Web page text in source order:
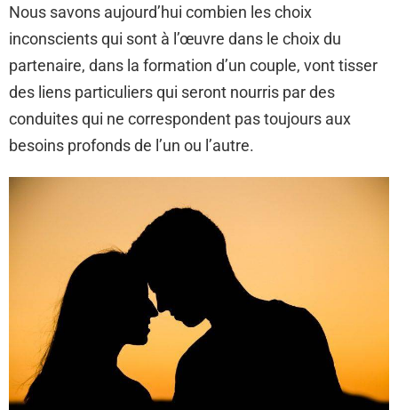
Nous savons aujourd’hui combien les choix
inconscients qui sont à l’œuvre dans le choix du
partenaire, dans la formation d’un couple, vont tisser
des liens particuliers qui seront nourris par des
conduites qui ne correspondent pas toujours aux
besoins profonds de l’un ou l’autre.